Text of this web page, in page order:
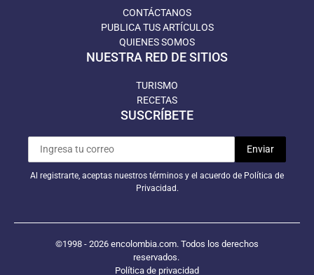
CONTÁCTANOS
PUBLICA TUS ARTÍCULOS
QUIENES SOMOS
NUESTRA RED DE SITIOS
TURISMO
RECETAS
SUSCRÍBETE
Al registrarte, aceptas nuestros términos y el acuerdo de Política de
Privacidad.
©1998 - 2026 encolombia.com. Todos los derechos
reservados.
Política de privacidad